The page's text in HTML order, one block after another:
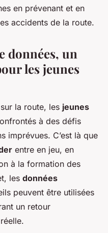
en prévenant et en
accidents de la route.
données, un
les jeunes
la route, les jeunes
à des défis
imprévues. C’est là que
entre en jeu, en
à la formation des
les données
peuvent être utilisées
un retour